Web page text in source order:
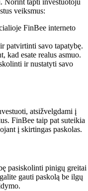
veiksmus:
FinBee interneto
patvirtinti savo tapatybę.
kad esate realus asmuo.
ir nustatyti savo
atsižvelgdami į
FinBee taip pat suteikia
į skirtingas paskolas.
pasiskolinti pinigų greitai
gauti paskolą be ilgų